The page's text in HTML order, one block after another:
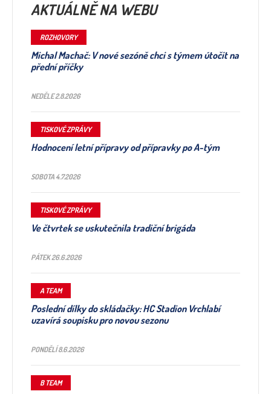
AKTUÁLNĚ NA WEBU
ROZHOVORY
Michal Machač: V nové sezóně chci s týmem útočit na
přední příčky
NEDĚLE 2.8.2026
TISKOVÉ ZPRÁVY
Hodnocení letní přípravy od přípravky po A-tým
SOBOTA 4.7.2026
TISKOVÉ ZPRÁVY
Ve čtvrtek se uskutečnila tradiční brigáda
PÁTEK 26.6.2026
A TEAM
Poslední dílky do skládačky: HC Stadion Vrchlabí
uzavírá soupisku pro novou sezonu
PONDĚLÍ 8.6.2026
B TEAM